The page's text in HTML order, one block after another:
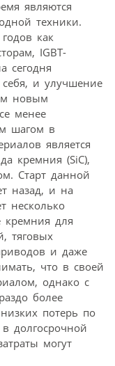
являются
техники.
как
IGBT-
сегодня
себя, и улучшение
новым
менее
шагом в
является
кремния (SiC),
Старт данной
назад, и на
несколько
кремния для
тяговых
и даже
что в своей
однако с
более
потерь по
долгосрочной
могут